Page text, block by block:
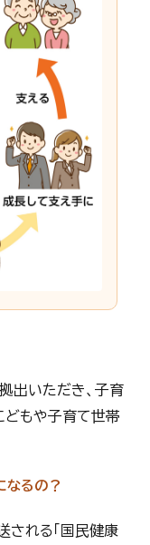
出いただき、子育
どもや子育て世帯
なるの？
される「国民健康